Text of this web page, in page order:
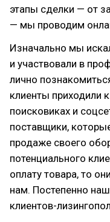
этапы сделки — от
— мы проводим
Изначально мы
и участвовали в
лично
клиенты приходили
поисковиках и
поставщики,
продаже своего
потенциального
оплату товара, то
нам. Постепенно
клиентов-